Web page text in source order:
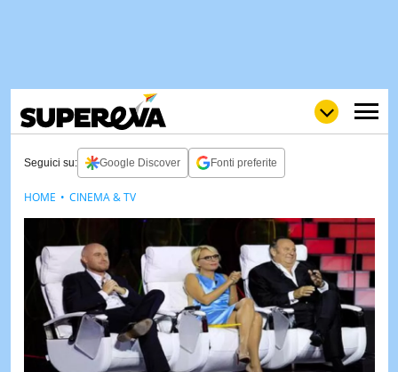
LOLGULP
LOVE
WOW
POP
NEWS
STORIE
VIDEO
& TV
Seguici su: Google Discover Fonti preferite
HOME CINEMA & TV